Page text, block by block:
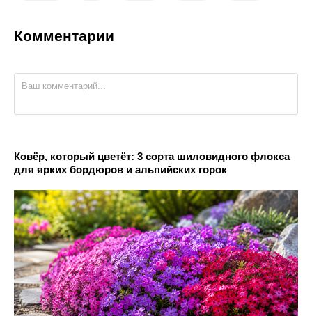
Комментарии
Ковёр, который цветёт: 3 сорта шиловидного флокса
для ярких бордюров и альпийских горок